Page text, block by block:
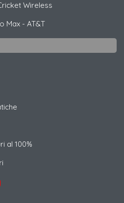
Wireless
Max - AT&T
al 100%